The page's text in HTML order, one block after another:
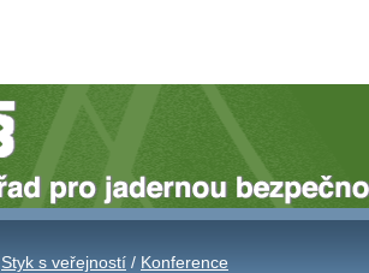
Styk s veřejností / Konference